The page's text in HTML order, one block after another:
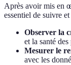
Après avoir mis en
essentiel de suivre
Observer la
et la santé des
Mesurer le
avec les